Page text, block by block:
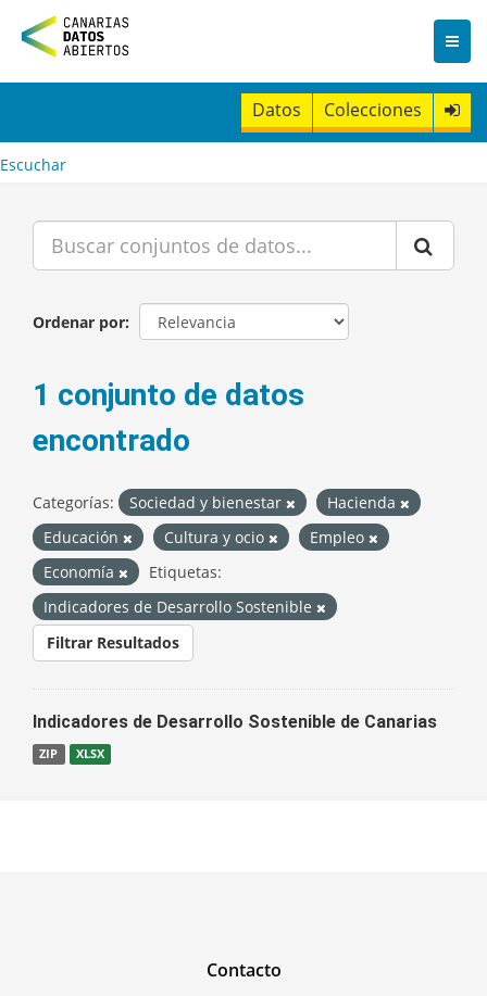
n
t
Datos Colecciones
Escuchar
Ordenar por
1 conjunto de datos
encontrado
Categorías: Sociedad y bienestar
Hacienda
Educación
Cultura y ocio
Empleo
Economía
Etiquetas:
Indicadores de Desarrollo Sostenible
Filtrar Resultados
Indicadores de Desarrollo Sostenible de Canarias
ZIP XLSX
Contacto